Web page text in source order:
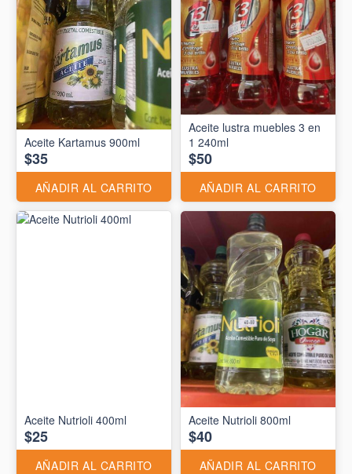
Aceite Kartamus 900ml
$35
AÑADIR AL CARRITO
Aceite lustra muebles 3 en
1 240ml
$50
AÑADIR AL CARRITO
Aceite Nutrioli 400ml
$25
AÑADIR AL CARRITO
Aceite Nutrioli 800ml
$40
AÑADIR AL CARRITO